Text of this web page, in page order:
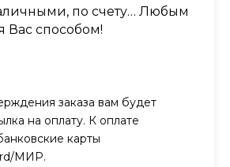
по счету… Любым
Вас способом!
заказа вам будет
на оплату. К оплате
карты
МИР.